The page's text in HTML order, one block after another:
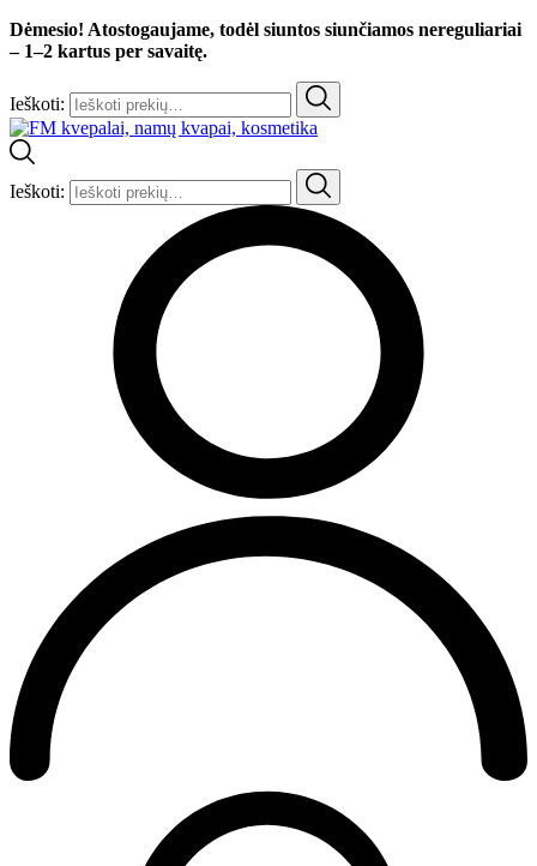
Dėmesio! Atostogaujame, todėl siuntos siunčiamos nereguliariai
– 1–2 kartus per savaitę.
Ieškoti:
Ieškoti: